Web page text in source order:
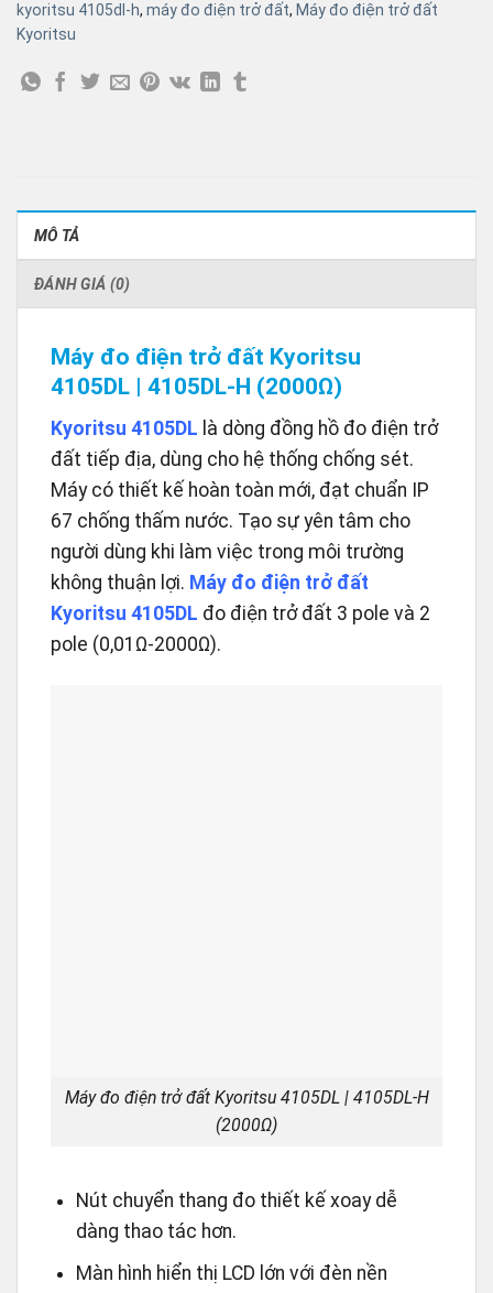
kyoritsu 4105dl-h, máy đo điện trở đất, Máy đo điện trở đất
Kyoritsu
MÔ TẢ
ĐÁNH GIÁ (0)
Máy đo điện trở đất Kyoritsu
4105DL | 4105DL-H (2000Ω)
Kyoritsu 4105DL là dòng đồng hồ đo điện trở
đất tiếp địa, dùng cho hệ thống chống sét.
Máy có thiết kế hoàn toàn mới, đạt chuẩn IP
67 chống thấm nước. Tạo sự yên tâm cho
người dùng khi làm việc trong môi trường
không thuận lợi. Máy đo điện trở đất
Kyoritsu 4105DL đo điện trở đất 3 pole và 2
pole (0,01Ω-2000Ω).
Máy đo điện trở đất Kyoritsu 4105DL | 4105DL-H
(2000Ω)
Nút chuyển thang đo thiết kế xoay dễ
dàng thao tác hơn.
Màn hình hiển thị LCD lớn với đèn nền